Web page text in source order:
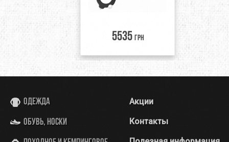
5535 грн
Одежда
Обувь, носки
Акции
Контакты